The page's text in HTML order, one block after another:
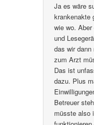
Ja es wäre
krankenakte
wie wo.
und
das wir
zum Arzt
Das ist
dazu. Plus
Betreuer
müsste also